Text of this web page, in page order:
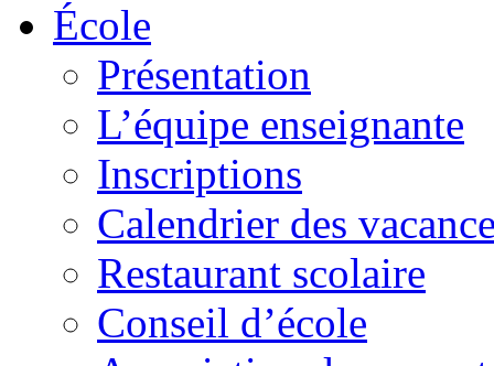
École
Présentation
L’équipe enseignante
Inscriptions
Calendrier des
Restaurant scolaire
Conseil d’école